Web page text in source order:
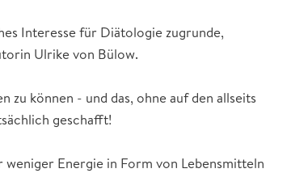
Interesse für Diätologie zugrunde,
Ulrike von Bülow.
zu können - und das, ohne auf den allseits
geschafft!
Energie in Form von Lebensmitteln